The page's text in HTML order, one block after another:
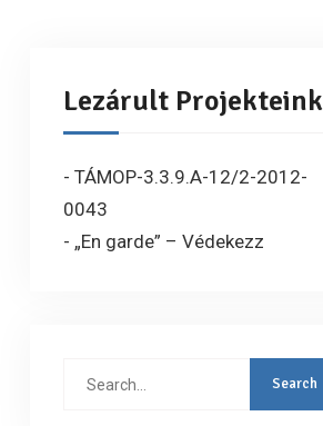
Lezárult Projekteink
- TÁMOP-3.3.9.A-12/2-2012-
0043
- „En garde” – Védekezz
Search